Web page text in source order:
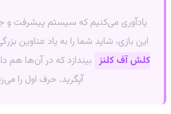
یادآوری می‌کنیم که سیستم پیشرفت و
این بازی، شاید شما را به یاد عناوین
کلش آف کلنز بیندازد که در آن‌ها هم
آپگرید، حرف اول را